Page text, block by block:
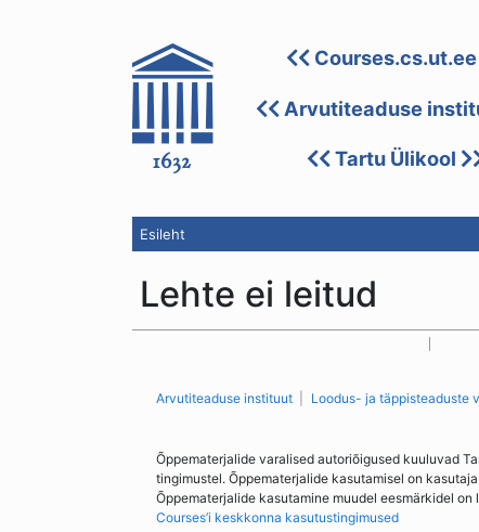
Courses.cs.ut.ee
Arvutiteaduse
Tartu Ülikool
Esileht
Lehte ei leitud
Arvutiteaduse instituut Loodus- ja täppisteaduste
Õppematerjalide varalised autoriõigused kuuluvad
tingimustel. Õppematerjalide kasutamisel on
Õppematerjalide kasutamine muudel eesmärkidel
Courses’i keskkonna kasutustingimused